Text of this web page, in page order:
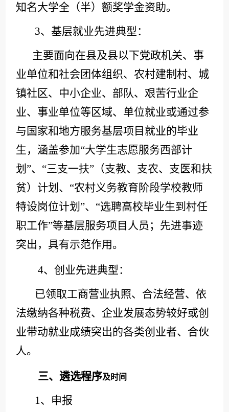
知名大学全（半）额奖学金资助。
3、基层就业先进典型：
主要面向在县及县以下党政机关、事
业单位和社会团体组织、农村建制村、城
镇社区、中小企业、部队、艰苦行业企
业、事业单位等区域、单位就业或通过参
与国家和地方服务基层项目就业的毕业
生，涵盖参加“大学生志愿服务西部计
划”、“三支一扶”（支教、支农、支医和扶
贫）计划、“农村义务教育阶段学校教师
特设岗位计划”、“选聘高校毕业生到村任
职工作”等基层服务项目人员；先进事迹
突出，具有示范作用。
4、创业先进典型：
已领取工商营业执照、合法经营、依
法缴纳各种税费、企业发展态势较好或创
业带动就业成绩突出的各类创业者、合伙
人。
三、遴选程序及时间
1、申报